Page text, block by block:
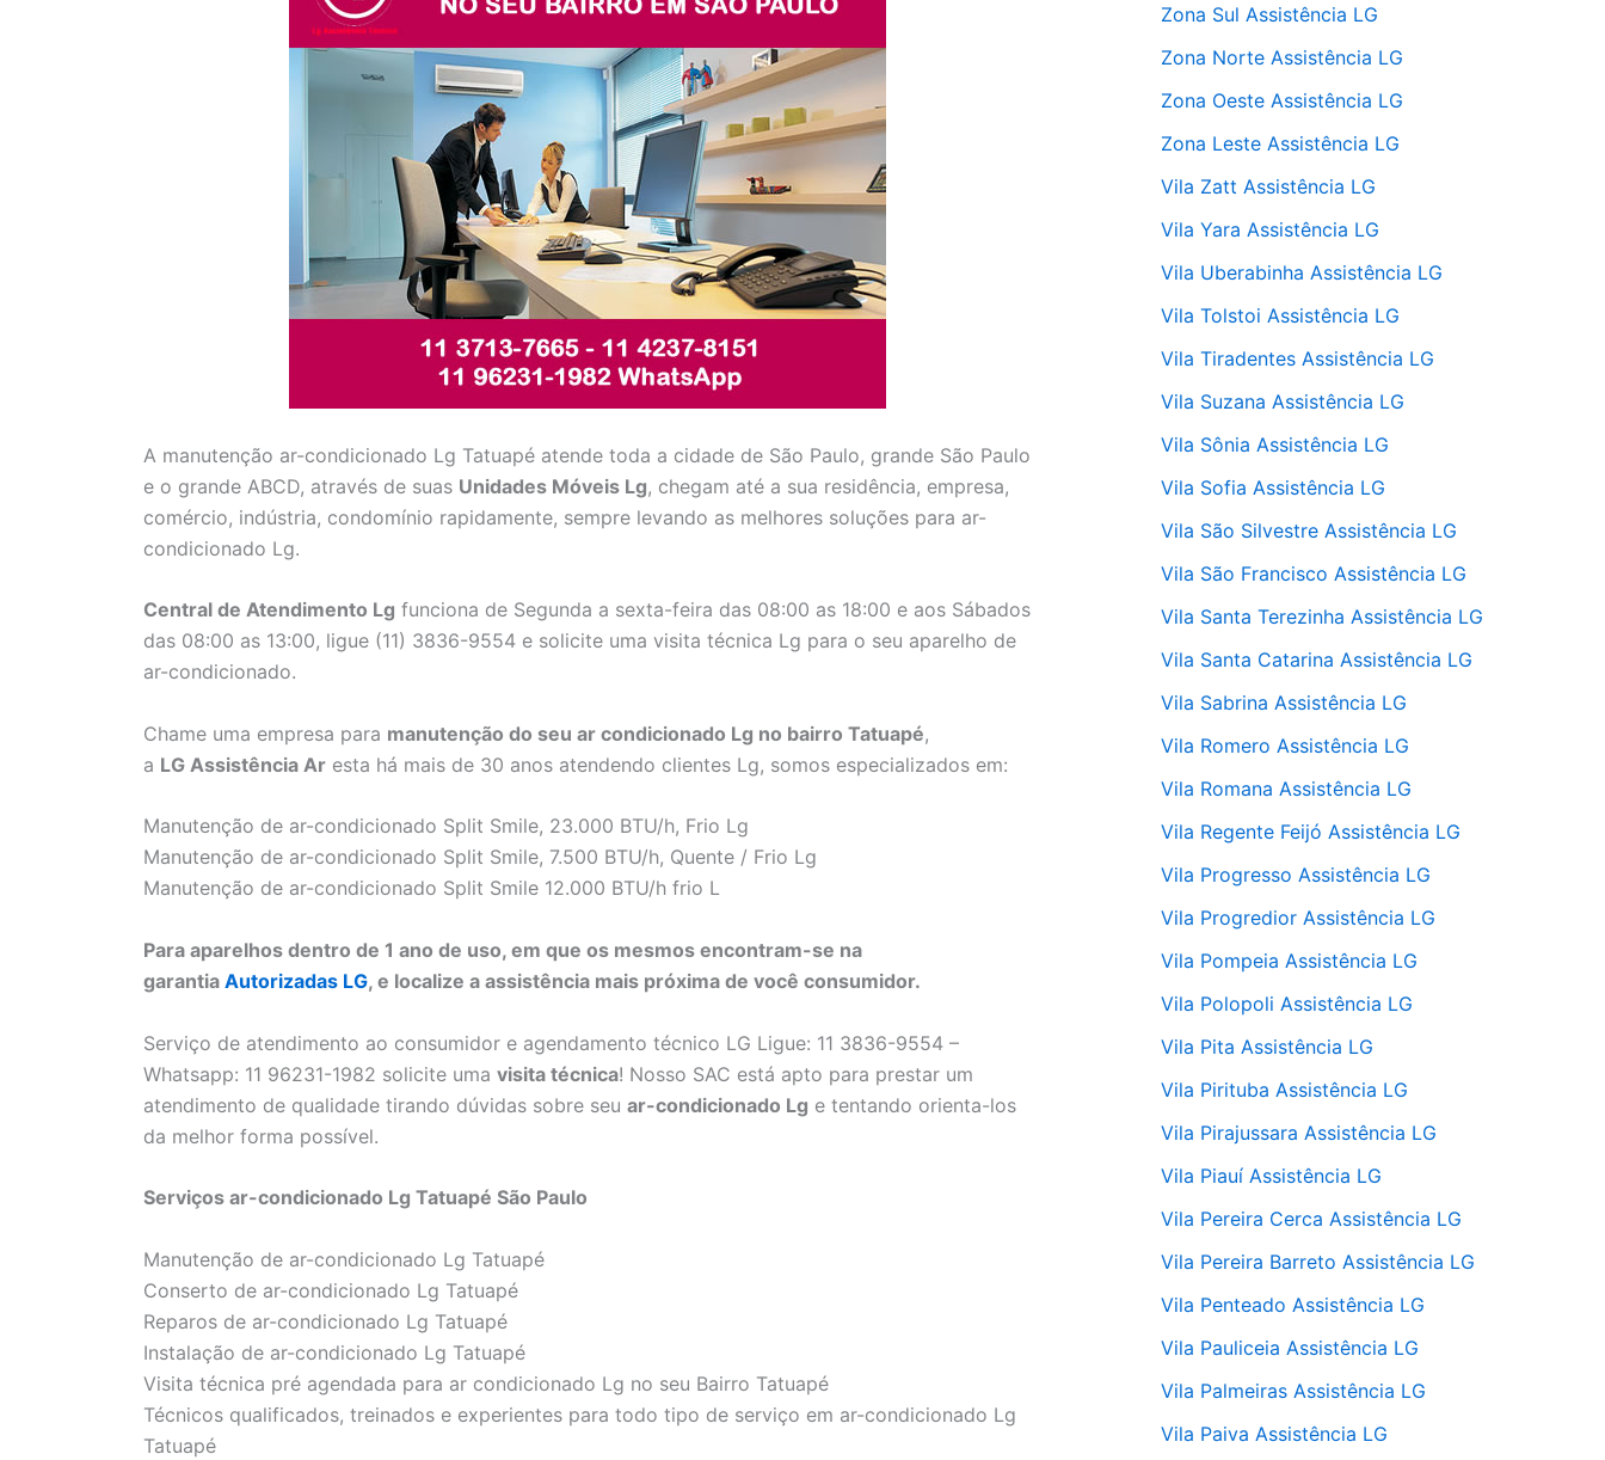
A manutenção ar-condicionado Lg Tatuapé atende toda a cidade de São Paulo, grande São Paulo
e o grande ABCD, através de suas Unidades Móveis Lg, chegam até a sua residência, empresa,
comércio, indústria, condomínio rapidamente, sempre levando as melhores soluções para ar-
condicionado Lg.
Central de Atendimento Lg funciona de Segunda a sexta-feira das 08:00 as 18:00 e aos Sábados
das 08:00 as 13:00, ligue (11) 3836-9554 e solicite uma visita técnica Lg para o seu aparelho de
ar-condicionado.
Chame uma empresa para manutenção do seu ar condicionado Lg no bairro Tatuapé,
a LG Assistência Ar esta há mais de 30 anos atendendo clientes Lg, somos especializados em:
Manutenção de ar-condicionado Split Smile, 23.000 BTU/h, Frio Lg
Manutenção de ar-condicionado Split Smile, 7.500 BTU/h, Quente / Frio Lg
Manutenção de ar-condicionado Split Smile 12.000 BTU/h frio L
Para aparelhos dentro de 1 ano de uso, em que os mesmos encontram-se na
garantia Autorizadas LG, e localize a assistência mais próxima de você consumidor.
Serviço de atendimento ao consumidor e agendamento técnico LG Ligue: 11 3836-9554 –
Whatsapp: 11 96231-1982 solicite uma visita técnica! Nosso SAC está apto para prestar um
atendimento de qualidade tirando dúvidas sobre seu ar-condicionado Lg e tentando orienta-los
da melhor forma possível.
Serviços ar-condicionado Lg Tatuapé São Paulo
Manutenção de ar-condicionado Lg Tatuapé
Conserto de ar-condicionado Lg Tatuapé
Reparos de ar-condicionado Lg Tatuapé
Instalação de ar-condicionado Lg Tatuapé
Visita técnica pré agendada para ar condicionado Lg no seu Bairro Tatuapé
Técnicos qualificados, treinados e experientes para todo tipo de serviço em ar-condicionado Lg
Tatuapé
Zona Sul Assistência LG
Zona Norte Assistência LG
Zona Oeste Assistência LG
Zona Leste Assistência LG
Vila Zatt Assistência LG
Vila Yara Assistência LG
Vila Uberabinha Assistência LG
Vila Tolstoi Assistência LG
Vila Tiradentes Assistência LG
Vila Suzana Assistência LG
Vila Sônia Assistência LG
Vila Sofia Assistência LG
Vila São Silvestre Assistência LG
Vila São Francisco Assistência LG
Vila Santa Terezinha Assistência LG
Vila Santa Catarina Assistência LG
Vila Sabrina Assistência LG
Vila Romero Assistência LG
Vila Romana Assistência LG
Vila Regente Feijó Assistência LG
Vila Progresso Assistência LG
Vila Progredior Assistência LG
Vila Pompeia Assistência LG
Vila Polopoli Assistência LG
Vila Pita Assistência LG
Vila Pirituba Assistência LG
Vila Pirajussara Assistência LG
Vila Piauí Assistência LG
Vila Pereira Cerca Assistência LG
Vila Pereira Barreto Assistência LG
Vila Penteado Assistência LG
Vila Pauliceia Assistência LG
Vila Palmeiras Assistência LG
Vila Paiva Assistência LG